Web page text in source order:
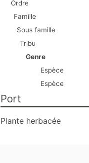
Ordre
Famille
Sous famille
Tribu
Genre
Espèce
Espèce
Port
Plante herbacée